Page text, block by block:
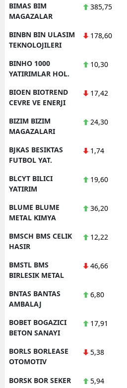
BIMAS BIM
MAGAZALAR
385,75
BINBN BIN ULASIM
TEKNOLOJILERI
178,60
BINHO 1000
YATIRIMLAR HOL.
10,30
BIOEN BIOTREND
CEVRE VE ENERJI
17,42
BIZIM BIZIM
MAGAZALARI
24,30
BJKAS BESIKTAS
FUTBOL YAT.
1,74
BLCYT BILICI
YATIRIM
19,60
BLUME BLUME
METAL KIMYA
36,20
BMSCH BMS CELIK
HASIR
12,22
BMSTL BMS
BIRLESIK METAL
46,66
BNTAS BANTAS
AMBALAJ
6,80
BOBET BOGAZICI
BETON SANAYI
17,91
BORLS BORLEASE
OTOMOTIV
5,38
BORSK BOR SEKER 5,94